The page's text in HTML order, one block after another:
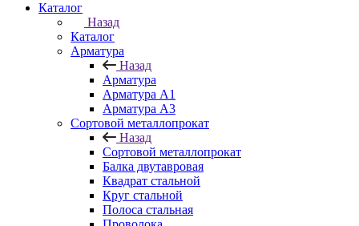
Каталог
Назад
Каталог
Арматура
Назад
Арматура
Арматура A1
Арматура А3
Сортовой металлопрокат
Назад
Сортовой металлопрокат
Балка двутавровая
Квадрат стальной
Круг стальной
Полоса стальная